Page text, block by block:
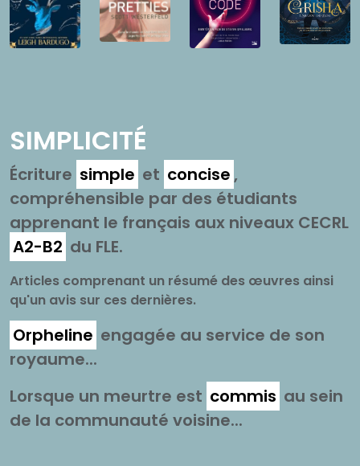
SIMPLICITÉ
Écriture simple et concise ,
compréhensible par des étudiants
apprenant le français aux niveaux CECRL
A2-B2 du FLE.
Articles comprenant un résumé des œuvres ainsi
qu'un avis sur ces dernières.
Orpheline engagée au service de son
royaume...
Lorsque un meurtre est commis au sein
de la communauté voisine...